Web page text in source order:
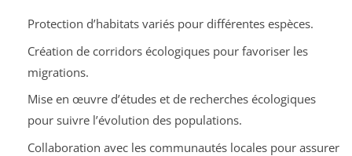
Protection d’habitats variés pour différentes espèces.
Création de corridors écologiques pour favoriser les
migrations.
Mise en œuvre d’études et de recherches écologiques
pour suivre l’évolution des populations.
Collaboration avec les communautés locales pour assurer